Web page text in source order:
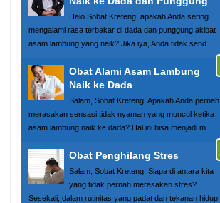
Halo Sobat Kreteng, apakah Anda sering
mengalami rasa terbakar di dada dan punggung akibat
asam lambung yang naik? Jika iya, Anda tidak send...
Obat Alami Asam Lambung
Naik ke Dada
Salam, Sobat Kreteng! Apakah Anda pernah
merasakan sensasi tidak nyaman yang muncul ketika
asam lambung naik ke dada? Hal ini bisa menjadi m...
Obat Penghilang Stres
Salam, Sobat Kreteng! Siapa di antara kita
yang tidak pernah merasakan stres?
Sesekali, dalam rutinitas yang padat dan tekanan hidup